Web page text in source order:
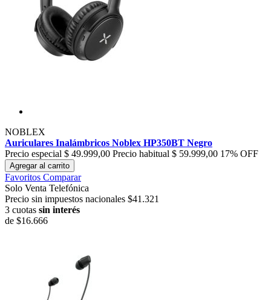
NOBLEX
Auriculares Inalámbricos Noblex HP350BT Negro
Precio especial $ 49.999,00 Precio habitual $ 59.999,00 17% OFF
Agregar al carrito
Favoritos Comparar
Solo Venta Telefónica
Precio sin impuestos nacionales $41.321
3 cuotas sin interés
de $16.666